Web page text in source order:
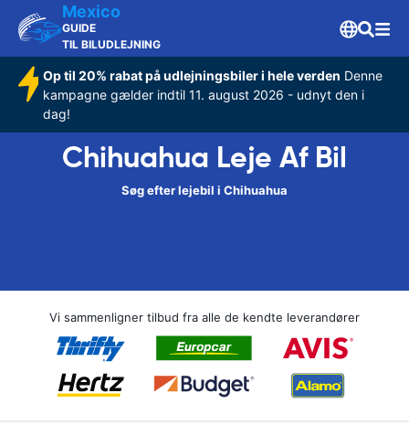
Mexico
GUIDE
TIL BILUDLEJNING
Op til 20% rabat på udlejningsbiler i hele verden Denne
kampagne gælder indtil 11. august 2026 - udnyt den i
dag!
Chihuahua Leje Af Bil
Søg efter lejebil i Chihuahua
Vi sammenligner tilbud fra alle de kendte leverandører